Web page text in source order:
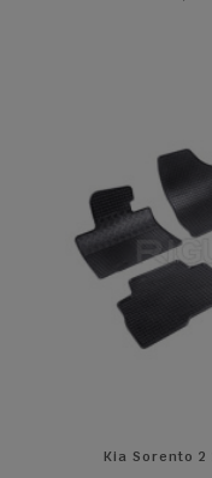
Kia Sorento 2